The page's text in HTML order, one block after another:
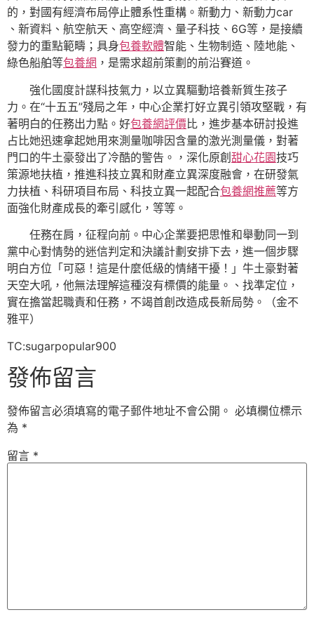
的，對國有經濟布局停止體系性重構。新動力、新動力car
、新資料、航空航天、高空經濟、量子科技、6G等，是接續
發力的重點範疇；具身包養軟體智能、生物制造、陸地能、
綠色船舶等包養網 ，是需求超前策劃的前沿賽道。
強化國度計謀科技氣力，以立異驅動培養新質生孩子
力。在“十五五”殘局之年，中心企業打好立異引領攻堅戰，有
著明白的任務出力點。好包養網評價比，進步基本研討投進
占比她迅速拿起她用來測量咖啡因含量的激光測量儀，對著
門口的牛土豪發出了冷酷的警告。，深化原創 甜心花園技巧
策源地扶植，推進科技立異和財產立異深度融會，在研發氣
力扶植、科研項目布局、科技立異一起配合包養網推薦等方
面強化財產成長的牽引感化，等等。
任務在肩，征程向前。中心企業要把思惟和舉動同一到
黨中心對情勢的迷信判定和決議計劃安排下去，進一個步驟
明白方位「可惡！這是什麼低級的情緒干擾！」牛土豪對著
天空大吼，他無法理解這種沒有標價的能量。、找準定位，
實在擔當起職責和任務，不竭首創改造成長新局勢。（金不
雅平）
TC:sugarpopular900
發佈留言
發佈留言必須填寫的電子郵件地址不會公開。 必填欄位標示
為 *
留言 *